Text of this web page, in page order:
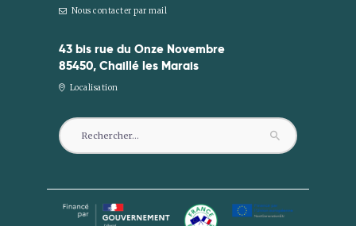
Nous contacter par mail
43 bis rue du Onze Novembre
85450, Chaillé les Marais
Localisation
Rechercher :